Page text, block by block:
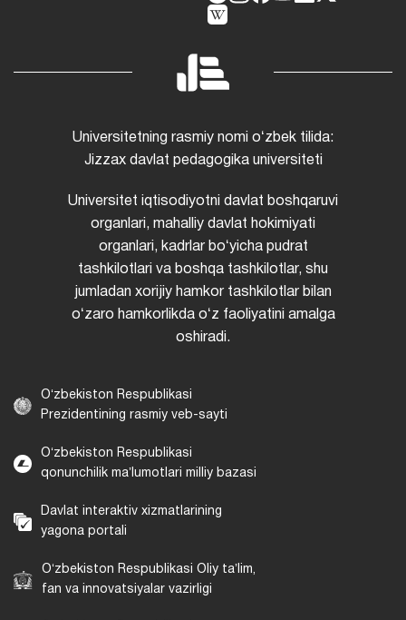
Universitetning rasmiy nomi oʻzbek tilida:
Jizzax davlat pedagogika universiteti
Universitet iqtisodiyotni davlat boshqaruvi
organlari, mahalliy davlat hokimiyati
organlari, kadrlar boʻyicha pudrat
tashkilotlari va boshqa tashkilotlar, shu
jumladan xorijiy hamkor tashkilotlar bilan
oʻzaro hamkorlikda oʻz faoliyatini amalga
oshiradi.
Oʻzbekiston Respublikasi
Prezidentining rasmiy veb-sayti
Oʻzbekiston Respublikasi
qonunchilik maʼlumotlari milliy bazasi
Davlat interaktiv xizmatlarining
yagona portali
Oʻzbekiston Respublikasi Oliy taʼlim,
fan va innovatsiyalar vazirligi